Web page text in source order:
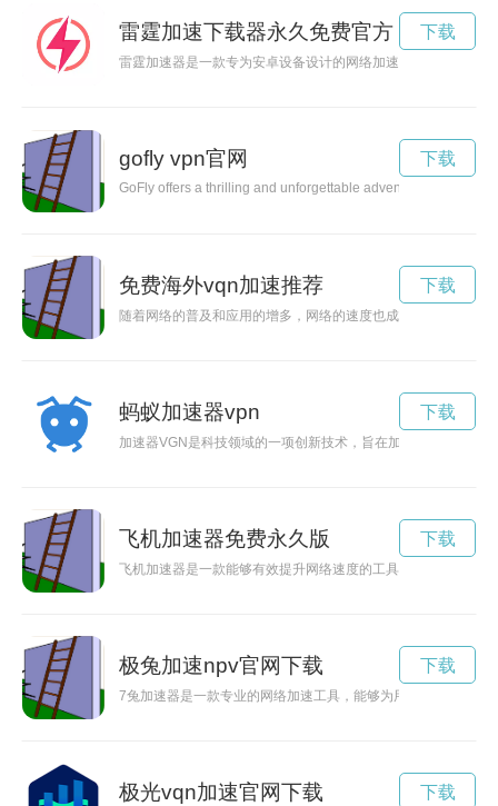
雷霆加速下载器永久免费官方
雷霆加速器是一款专为安卓设备设计的网络加速工具，能够有
下载
gofly vpn官网
GoFly offers a thrilling and unforgettable adventure
下载
免费海外vqn加速推荐
随着网络的普及和应用的增多，网络的速度也成为了人们关注
下载
蚂蚁加速器vpn
加速器VGN是科技领域的一项创新技术，旨在加快人类社会发
下载
飞机加速器免费永久版
飞机加速器是一款能够有效提升网络速度的工具，通过加速网
下载
极兔加速npv官网下载
7兔加速器是一款专业的网络加速工具，能够为用户提供更快速
下载
极光vqn加速官网下载 下载